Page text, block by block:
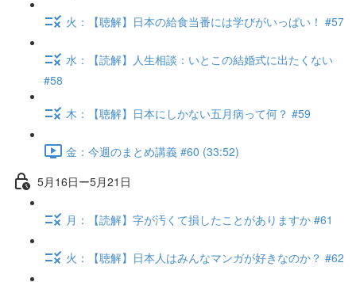
火：【聴解】日本の給食当番には学びがいっぱい！ #57
水：【読解】人生相談：いとこの結婚式に出たくない
#58
木：【聴解】日本にしかない五月病って何？ #59
金：今週のまとめ講義 #60 (33:52)
5月16日ー5月21日
月：【読解】字が汚くて損したことがありますか #61
火：【聴解】日本人はみんなマンガが好きなのか？ #62